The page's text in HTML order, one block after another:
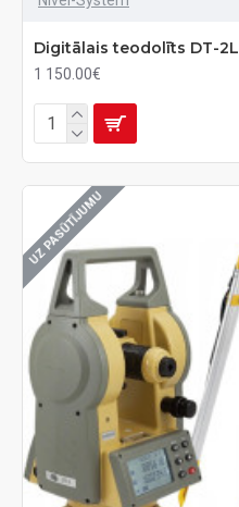
Digitālais teodolīts DT-2L
1 150.00€
UZ PASŪTĪJUMU